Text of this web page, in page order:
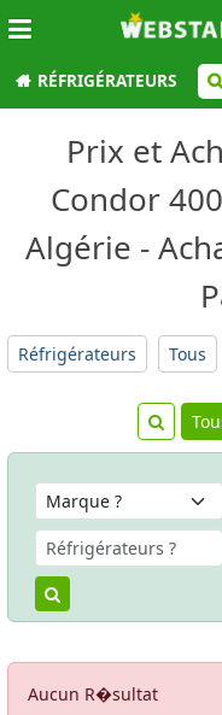
RÉFRIGÉRATEURS
Prix et
Condor
Algérie -
Réfrigérateurs Tous
Aucun R�sultat